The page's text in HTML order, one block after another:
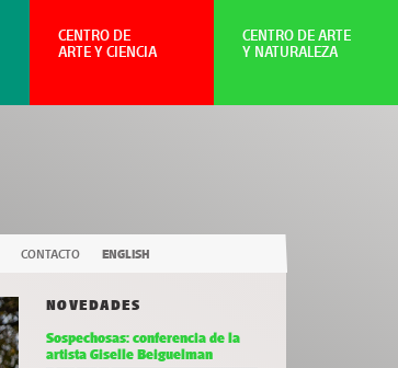
CONTACTO ENGLISH
NOVEDADES
Sospechosas: conferencia de la
artista Giselle Beiguelman
CENTRO DE ARTE
Y NATURALEZA
CENTRO DE
ARTE Y CIENCIA